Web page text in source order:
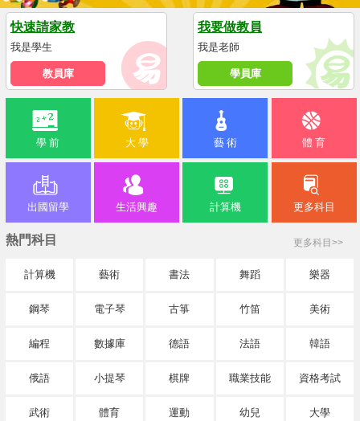
快速請家教
我是學生
教員庫
我要做教員
我是老師
學員庫
學 前 大 學 藝 術 體 育
出國留學 生活興趣 計算機 更多科目
熱門科目 更多科目>>
計算機 藝術 書法 舞蹈 樂器
鋼琴 電子琴 古箏 竹笛 美術
編程 數據庫 德語 法語 韓語
俄語 小提琴 棋牌 職業技能 資格考試
武術 體育 運動 幼兒 大學